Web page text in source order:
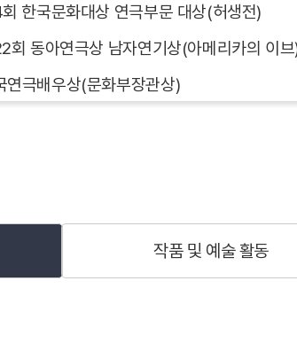
한국문화대상 연극부문 대상(허생전)
회 동아연극상 남자연기상(아메리카의 이
연극배우상(문화부장관상)
작품>
작품 및 예술 활동